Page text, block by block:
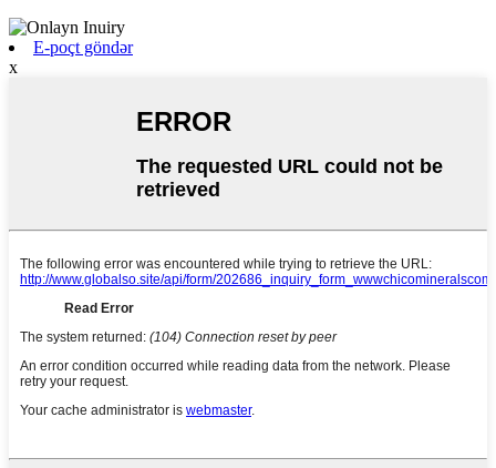
E-poçt göndər
x